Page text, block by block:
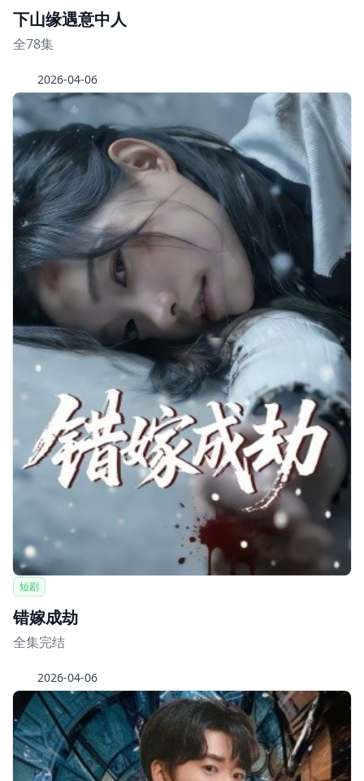
下山缘遇意中人
全78集
2026-04-06
短剧
错嫁成劫
全集完结
2026-04-06